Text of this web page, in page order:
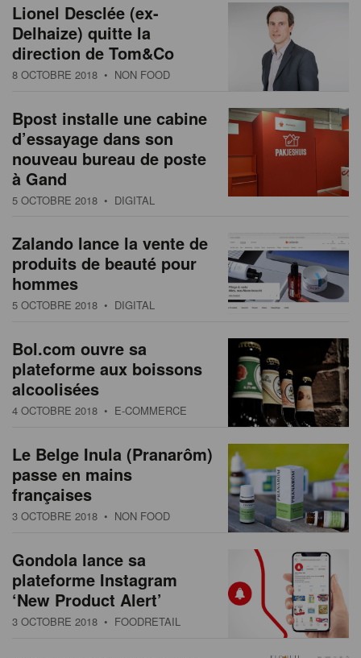
Lionel Desclée (ex-
Delhaize) quitte la
direction de Tom&Co
8 OCTOBRE 2018 • NON FOOD
Bpost installe une cabine
d’essayage dans son
nouveau bureau de poste
à Gand
5 OCTOBRE 2018 • DIGITAL
Zalando lance la vente de
produits de beauté pour
hommes
5 OCTOBRE 2018 • DIGITAL
Bol.com ouvre sa
plateforme aux boissons
alcoolisées
4 OCTOBRE 2018 • E-COMMERCE
Le Belge Inula (Pranarôm)
passe en mains
françaises
3 OCTOBRE 2018 • NON FOOD
Gondola lance sa
plateforme Instagram
‘New Product Alert’
3 OCTOBRE 2018 • FOODRETAIL